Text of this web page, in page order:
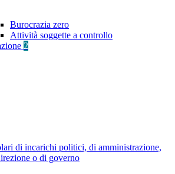
Burocrazia zero
Attività soggette a controllo
2
di incarichi politici, di amministrazione,
o di governo